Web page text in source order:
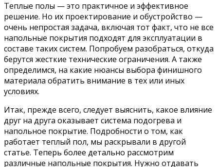
Теплые полы — это практичное и эффективное
решение. Но их проектирование и обустройство —
очень непростая задача, включая тот факт, что не все
напольные покрытия подходят для эксплуатации в
составе таких систем. Попробуем разобраться, откуда
берутся жесткие технические ограничения. А также
определимся, на какие нюансы выбора финишного
материала обратить внимание в тех или иных
условиях.
Итак, прежде всего, следует выяснить, какое влияние
друг на друга оказывает система подогрева и
напольное покрытие. Подробности о том, как
работает теплый пол, мы раскрывали в другой
статье. Теперь более детально рассмотрим
различные напольные покрытия. Нужно отдавать